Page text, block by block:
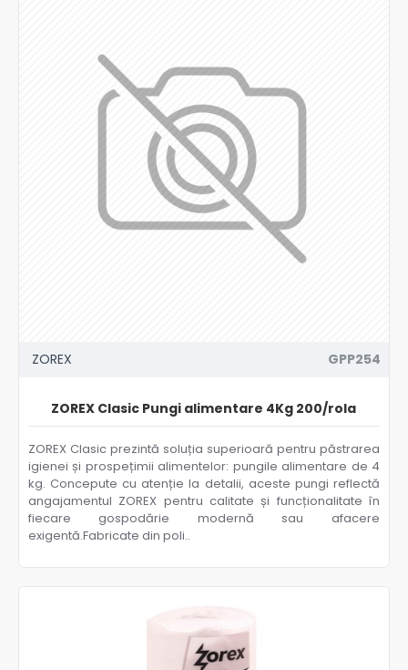
ZOREX GPP254
ZOREX Clasic Pungi alimentare 4Kg 200/rola
ZOREX Clasic prezintă soluția superioară pentru păstrarea
igienei și prospețimii alimentelor: pungile alimentare de 4
kg. Concepute cu atenție la detalii, aceste pungi reflectă
angajamentul ZOREX pentru calitate și funcționalitate în
fiecare gospodărie modernă sau afacere
exigentă.Fabricate din poli..